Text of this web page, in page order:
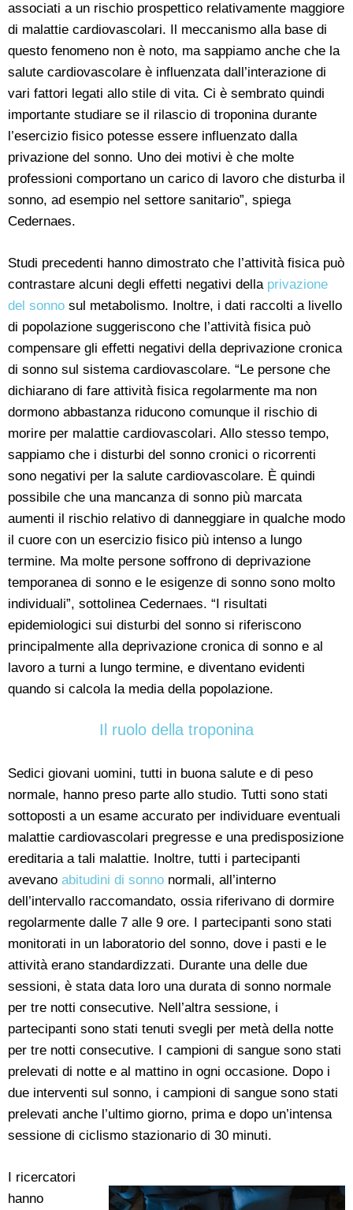
associati a un rischio prospettico relativamente maggiore
di malattie cardiovascolari. Il meccanismo alla base di
questo fenomeno non è noto, ma sappiamo anche che la
salute cardiovascolare è influenzata dall’interazione di
vari fattori legati allo stile di vita. Ci è sembrato quindi
importante studiare se il rilascio di troponina durante
l’esercizio fisico potesse essere influenzato dalla
privazione del sonno. Uno dei motivi è che molte
professioni comportano un carico di lavoro che disturba il
sonno, ad esempio nel settore sanitario”, spiega
Cedernaes.
Studi precedenti hanno dimostrato che l’attività fisica può
contrastare alcuni degli effetti negativi della privazione
del sonno sul metabolismo. Inoltre, i dati raccolti a livello
di popolazione suggeriscono che l’attività fisica può
compensare gli effetti negativi della deprivazione cronica
di sonno sul sistema cardiovascolare. “Le persone che
dichiarano di fare attività fisica regolarmente ma non
dormono abbastanza riducono comunque il rischio di
morire per malattie cardiovascolari. Allo stesso tempo,
sappiamo che i disturbi del sonno cronici o ricorrenti
sono negativi per la salute cardiovascolare. È quindi
possibile che una mancanza di sonno più marcata
aumenti il rischio relativo di danneggiare in qualche modo
il cuore con un esercizio fisico più intenso a lungo
termine. Ma molte persone soffrono di deprivazione
temporanea di sonno e le esigenze di sonno sono molto
individuali”, sottolinea Cedernaes. “I risultati
epidemiologici sui disturbi del sonno si riferiscono
principalmente alla deprivazione cronica di sonno e al
lavoro a turni a lungo termine, e diventano evidenti
quando si calcola la media della popolazione.
Il ruolo della troponina
Sedici giovani uomini, tutti in buona salute e di peso
normale, hanno preso parte allo studio. Tutti sono stati
sottoposti a un esame accurato per individuare eventuali
malattie cardiovascolari pregresse e una predisposizione
ereditaria a tali malattie. Inoltre, tutti i partecipanti
avevano abitudini di sonno normali, all’interno
dell’intervallo raccomandato, ossia riferivano di dormire
regolarmente dalle 7 alle 9 ore. I partecipanti sono stati
monitorati in un laboratorio del sonno, dove i pasti e le
attività erano standardizzati. Durante una delle due
sessioni, è stata data loro una durata di sonno normale
per tre notti consecutive. Nell’altra sessione, i
partecipanti sono stati tenuti svegli per metà della notte
per tre notti consecutive. I campioni di sangue sono stati
prelevati di notte e al mattino in ogni occasione. Dopo i
due interventi sul sonno, i campioni di sangue sono stati
prelevati anche l’ultimo giorno, prima e dopo un’intensa
sessione di ciclismo stazionario di 30 minuti.
I ricercatori
hanno